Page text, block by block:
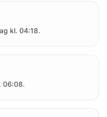
kl. 04:18.
06:08.